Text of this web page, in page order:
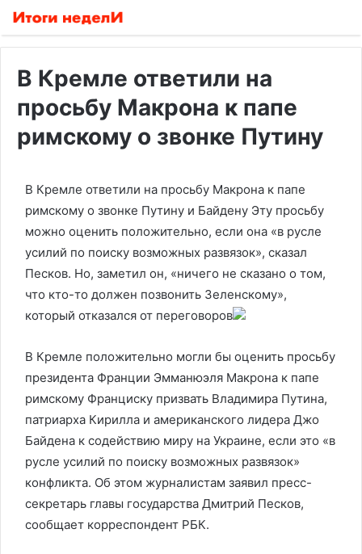
В Кремле ответили на
просьбу Макрона к папе
римскому о звонке Путину
В Кремле ответили на просьбу Макрона к папе
римскому о звонке Путину и Байдену Эту просьбу
можно оценить положительно, если она «в русле
усилий по поиску возможных развязок», сказал
Песков. Но, заметил он, «ничего не сказано о том,
что кто-то должен позвонить Зеленскому»,
который отказался от переговоров
В Кремле положительно могли бы оценить просьбу
президента Франции Эмманюэля Макрона к папе
римскому Франциску призвать Владимира Путина,
патриарха Кирилла и американского лидера Джо
Байдена к содействию миру на Украине, если это «в
русле усилий по поиску возможных развязок»
конфликта. Об этом журналистам заявил пресс-
секретарь главы государства Дмитрий Песков,
сообщает корреспондент РБК.